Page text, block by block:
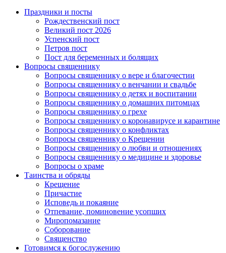
Праздники и посты
Рождественский пост
Великий пост 2026
Успенский пост
Петров пост
Пост для беременных и болящих
Вопросы священнику
Вопросы священнику о вере и благочестии
Вопросы священнику о венчании и свадьбе
Вопросы священнику о детях и воспитании
Вопросы священнику о домашних питомцах
Вопросы священнику о грехе
Вопросы священнику о коронавирусе и карантине
Вопросы священнику о конфликтах
Вопросы священнику о Крещении
Вопросы священнику о любви и отношениях
Вопросы священнику о медицине и здоровье
Вопросы о храме
Таинства и обряды
Крещение
Причастие
Исповедь и покаяние
Отпевание, поминовение усопших
Миропомазание
Соборование
Священство
Готовимся к богослужению